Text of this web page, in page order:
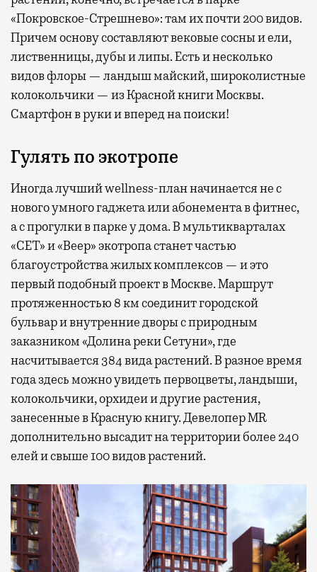
«Покровское-Стрешнево»: там ихпочти 200 видов.
Причем основу составляют вековые сосны и ели,
лиственницы, дубы и липы. Есть и несколько
видов флоры — ландыш майский, широколистные
колокольчики — из Красной книги Москвы.
Смартфон в руки и вперед на поиски!
Гулять по экотропе
Иногда лучший wellness-план начинается не с
нового умного гаджета или абонемента в фитнес,
а с прогулки в парке у дома. В мультикварталах
«СЕТ» и «Веер» экотропа станет частью
благоустройства жилых комплексов — и это
первый подобный проект в Москве. Маршрут
протяженностью 8 км соединит городской
бульвар и внутренние дворы с природным
заказником «Долина реки Сетуни», где
насчитывается 384 вида растений. В разное время
года здесь можно увидеть первоцветы, ландыши,
колокольчики, орхидеи и другие растения,
занесенные в Красную книгу. Девелопер MR
дополнительно высадит на территории более 240
елей и свыше 100 видов растений.